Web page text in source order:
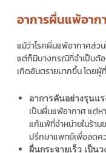
อาการผื่นแพ้อา
แม้ว่าโรคผื่นแพ้อากาศส่ว
แต่ก็มีบางกรณีที่จำเป็นต้
เกิดอันตรายมากขึ้น โดย
อาการคันอย่างรุนแร
เป็นผื่นแพ้อากาศ แต่ห
แก้แพ้ที่จำหน่ายในร้าน
ปรึกษาแพทย์เพื่อลดค
ผื่นกระจายเร็ว เป็นว